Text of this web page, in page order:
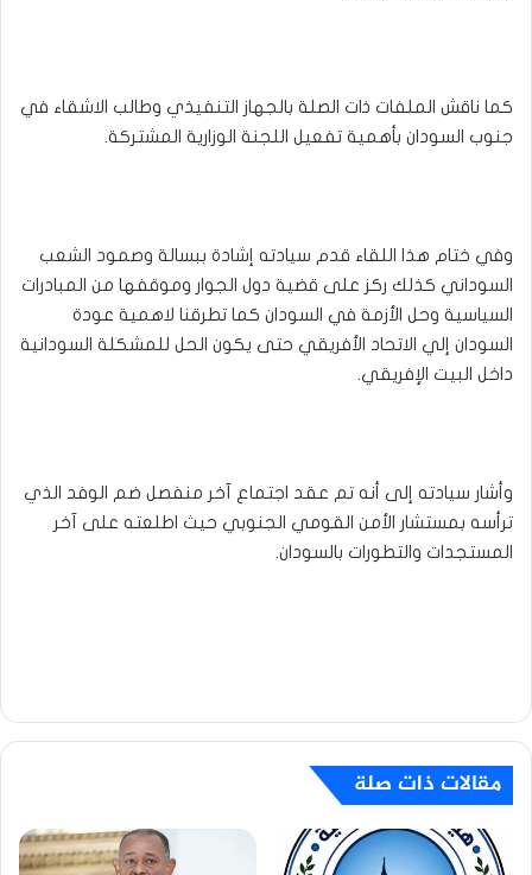
كما ناقش الملفات ذات الصلة بالجهاز التنفيذي وطالب الاشقاء في
جنوب السودان بأهمية تفعيل اللجنة الوزارية المشتركة.
وفي ختام هذا اللقاء قدم سيادته إشادة ببسالة وصمود الشعب
السوداني كذلك ركز على قضية دول الجوار وموقفها من المبادرات
السياسية وحل الأزمة في السودان كما تطرقنا لاهمية عودة
السودان إلي الاتحاد الأفريقي حتى يكون الحل للمشكلة السودانية
داخل البيت الإفريقي.
وأشار سيادته إلى أنه تم عقد اجتماع آخر منفصل ضم الوفد الذي
ترأسه بمستشار الأمن القومي الجنوبي حيث اطلعته على آخر
المستجدات والتطورات بالسودان.
مقالات ذات صلة